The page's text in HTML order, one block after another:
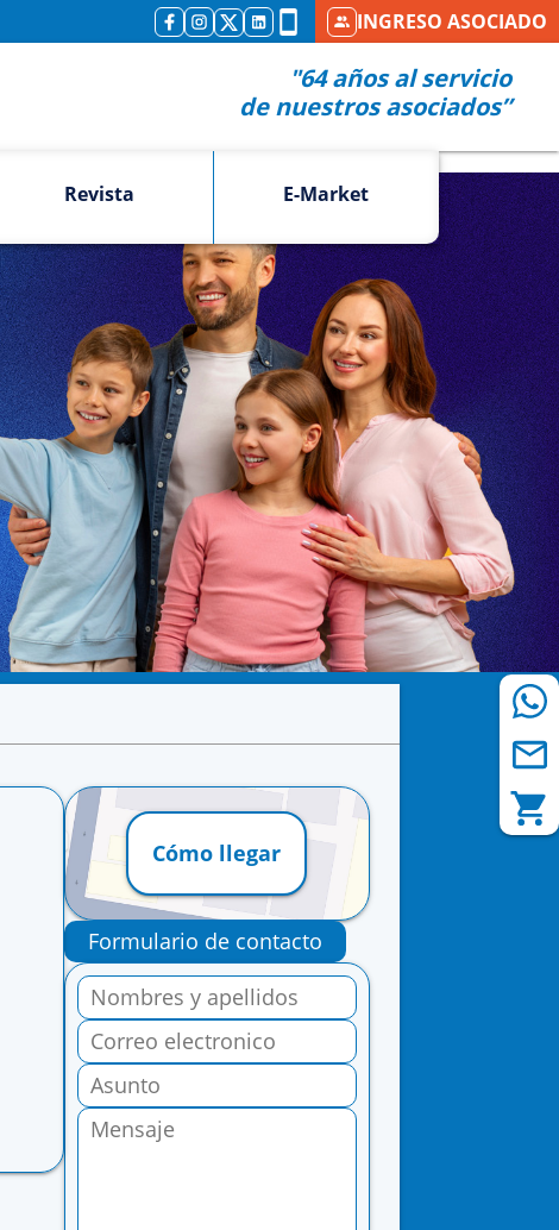
INGRESO ASOCIADO
"64 años al servicio
de nuestros asociados”
Revista E-Market
Cómo llegar
Formulario de contacto